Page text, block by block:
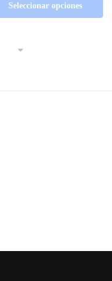
Seleccionar opciones